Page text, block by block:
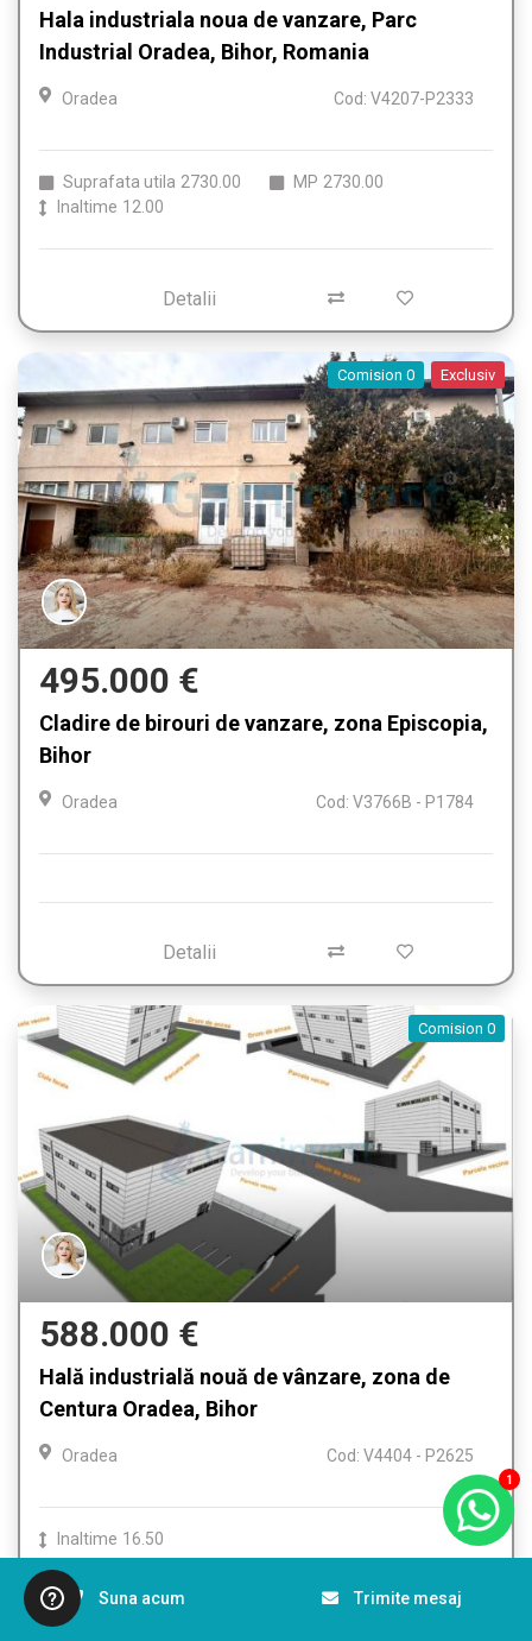
1
Hala industriala noua de vanzare, Parc
Industrial Oradea, Bihor, Romania
Oradea Cod: V4207-P2333
Suprafata utila 2730.00 MP 2730.00
Inaltime 12.00
Detalii
Comision 0 Exclusiv
495.000 €
Cladire de birouri de vanzare, zona Episcopia,
Bihor
Oradea Cod: V3766B - P1784
Detalii
Comision 0
588.000 €
Hală industrială nouă de vânzare, zona de
Centura Oradea, Bihor
Oradea Cod: V4404 - P2625
Inaltime 16.50
Suna acum Trimite mesaj